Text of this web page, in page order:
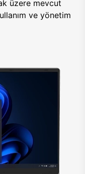
üzere mevcut
ve yönetim